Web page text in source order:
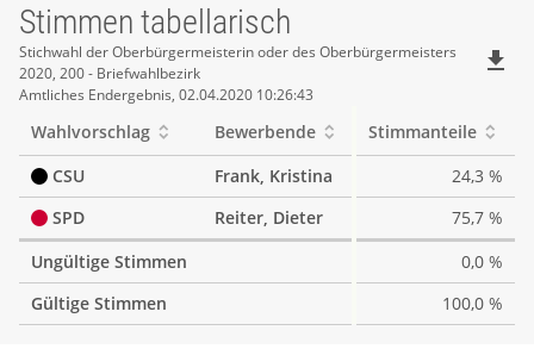
Stimmen tabellarisch
Stimmen
tabellarisch
Stichwahl der Oberbürgermeisterin oder des Oberbürgermeisters
2020, 200 - Briefwahlbezirk
Amtliches Endergebnis, 02.04.2020 10:26:43
file_download
Wahlvorschlag Bewerbende
Stimmanteile
CSU
Frank, Kristina
24,3 %
SPD
Reiter, Dieter
75,7 %
Ungültige Stimmen
0,0 %
Gültige Stimmen
100,0 %